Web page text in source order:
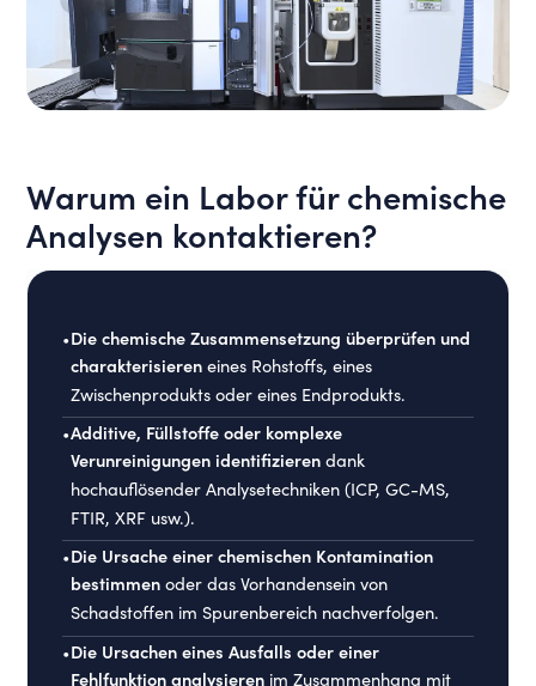
Warum ein Labor für chemische
Analysen kontaktieren?
•Die chemische Zusammensetzung überprüfen und
charakterisieren eines Rohstoffs, eines
Zwischenprodukts oder eines Endprodukts.
•Additive, Füllstoffe oder komplexe
Verunreinigungen identifizieren dank
hochauflösender Analysetechniken (ICP, GC-MS,
FTIR, XRF usw.).
•Die Ursache einer chemischen Kontamination
bestimmen oder das Vorhandensein von
Schadstoffen im Spurenbereich nachverfolgen.
•Die Ursachen eines Ausfalls oder einer
Fehlfunktion analysieren im Zusammenhang mit